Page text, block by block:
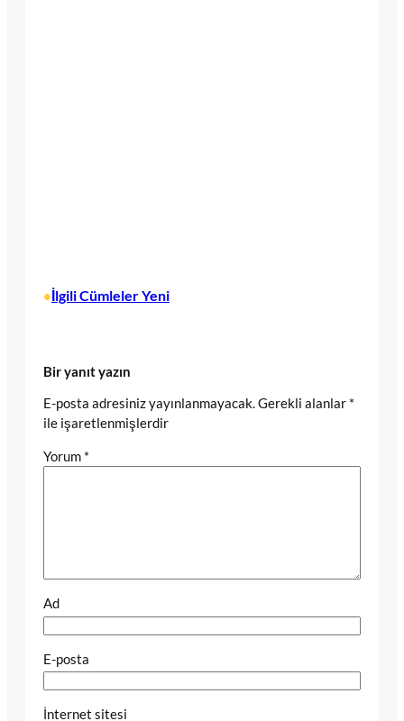
•İlgili Cümleler Yeni
Bir yanıt yazın
E-posta adresiniz yayınlanmayacak.Gerekli alanlar *
ile işaretlenmişlerdir
Yorum *
Ad
E-posta
İnternet sitesi